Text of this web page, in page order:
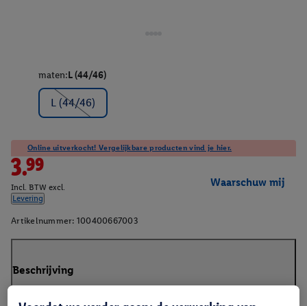
maten:L (44/46)
L (44/46)
Online uitverkocht! Vergelijkbare producten vind je hier.
3.99
Incl. BTW excl.
Levering
Waarschuw mij
Artikelnummer: 100400667003
Beschrijving